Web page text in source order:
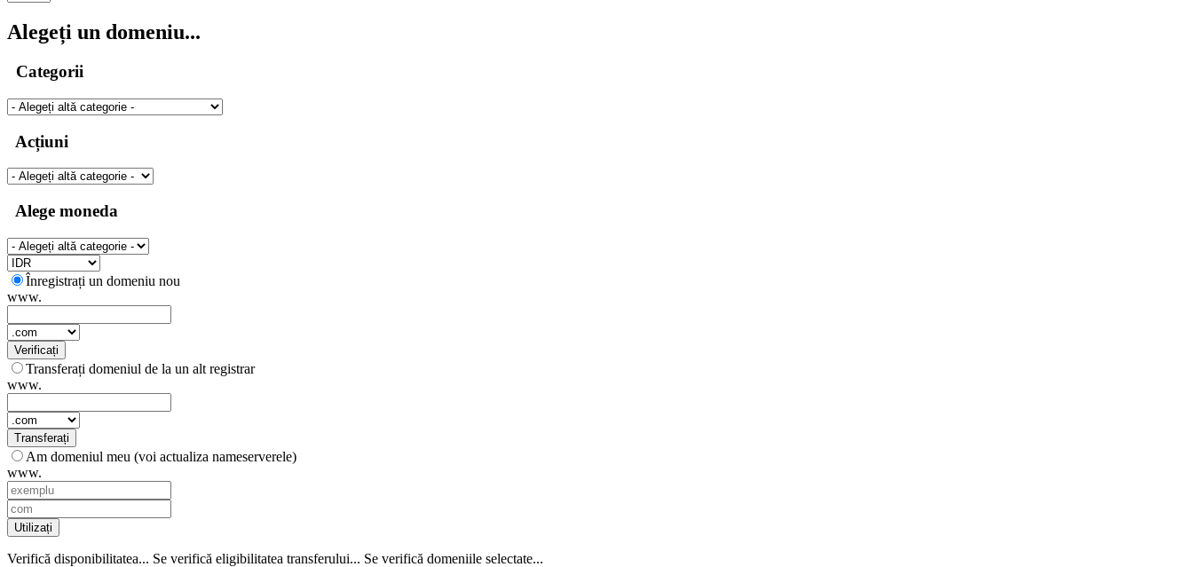
Alegeți un domeniu...
Categorii
Acțiuni
Alege moneda
Înregistrați un domeniu nou
www.
Verificați
Transferați domeniul de la un alt registrar
www.
Transferați
Am domeniul meu (voi actualiza nameserverele)
www.
Utilizați
Verifică disponibilitatea... Se verifică eligibilitatea transferului... Se verifică domeniile selectate...